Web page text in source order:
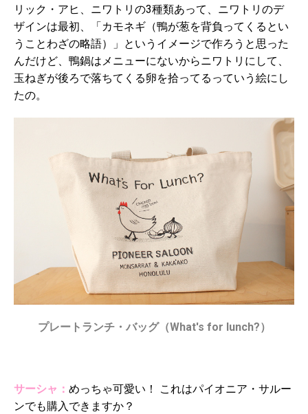
リック・アヒ、ニワトリの3種類あって、ニワトリのデ
ザインは最初、「カモネギ（鴨が葱を背負ってくるとい
うことわざの略語）」というイメージで作ろうと思った
んだけど、鴨鍋はメニューにないからニワトリにして、
玉ねぎが後ろで落ちてくる卵を拾ってるっていう絵にし
たの。
プレートランチ・バッグ（What's for lunch?）
サーシャ： めっちゃ可愛い！ これはパイオニア・サルー
ンでも購入できますか？